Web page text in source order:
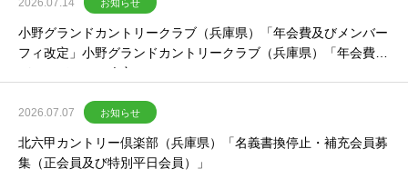
2026.07.14 お知らせ
小野グランドカントリークラブ（兵庫県）「年会費及びメンバー
フィ改定」小野グランドカントリークラブ（兵庫県）「年会費及
びメンバーフィ改定」
2026.07.07 お知らせ
北六甲カントリー倶楽部（兵庫県）「名義書換停止・補充会員募
集（正会員及び特別平日会員）」